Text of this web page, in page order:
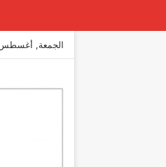
الجمعة, أغسطس 7